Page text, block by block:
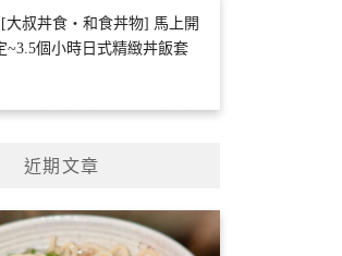
大叔丼食‧和食丼物] 馬上開
~3.5個小時日式精緻丼飯套
近期文章